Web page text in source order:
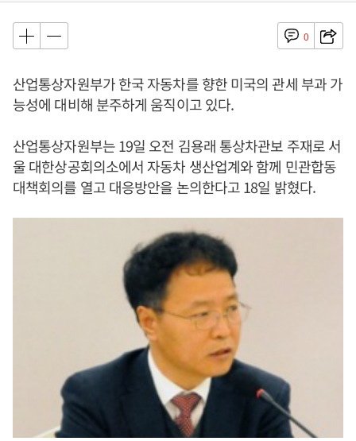
0
산업통상자원부가 한국 자동차를 향한 미국의 관세 부과 가
능성에 대비해 분주하게 움직이고 있다.
산업통상자원부는 19일 오전 김용래 통상차관보 주재로 서
울 대한상공회의소에서 자동차 생산업계와 함께 민관합동
대책회의를 열고 대응방안을 논의한다고 18일 밝혔다.